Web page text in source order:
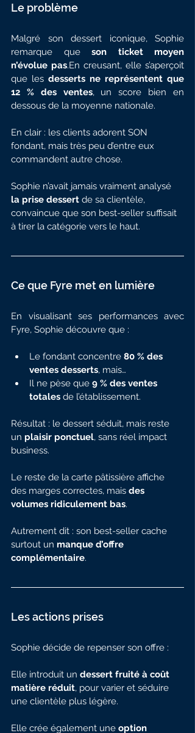
Le problème
Malgré son dessert iconique, Sophie
remarque que son ticket moyen
n’évolue pas.En creusant, elle s’aperçoit
que les desserts ne représentent que
12 % des ventes, un score bien en
dessous de la moyenne nationale.
En clair : les clients adorent SON
fondant, mais très peu d’entre eux
commandent autre chose.
Sophie n’avait jamais vraiment analysé
la prise dessert de sa clientèle,
convaincue que son best-seller suffisait
à tirer la catégorie vers le haut.
Ce que Fyre met en lumière
En visualisant ses performances avec
Fyre, Sophie découvre que :
Le fondant concentre 80 % des
ventes desserts, mais…
Il ne pèse que 9 % des ventes
totales de l’établissement.
Résultat : le dessert séduit, mais reste
un plaisir ponctuel, sans réel impact
business.
Le reste de la carte pâtissière affiche
des marges correctes, mais des
volumes ridiculement bas.
Autrement dit : son best-seller cache
surtout un manque d’offre
complémentaire.
Les actions prises
Sophie décide de repenser son offre :
Elle introduit un dessert fruité à coût
matière réduit, pour varier et séduire
une clientèle plus légère.
Elle crée également une option